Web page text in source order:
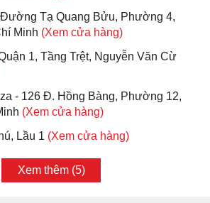
Tạ Quang Bửu, Phường 4,
Minh (Xem cửa hàng)
1, Tầng Trệt, Nguyễn Văn Cừ
- 126 Đ. Hồng Bàng, Phường 12,
(Xem cửa hàng)
Lầu 1 (Xem cửa hàng)
Xem thêm (5)